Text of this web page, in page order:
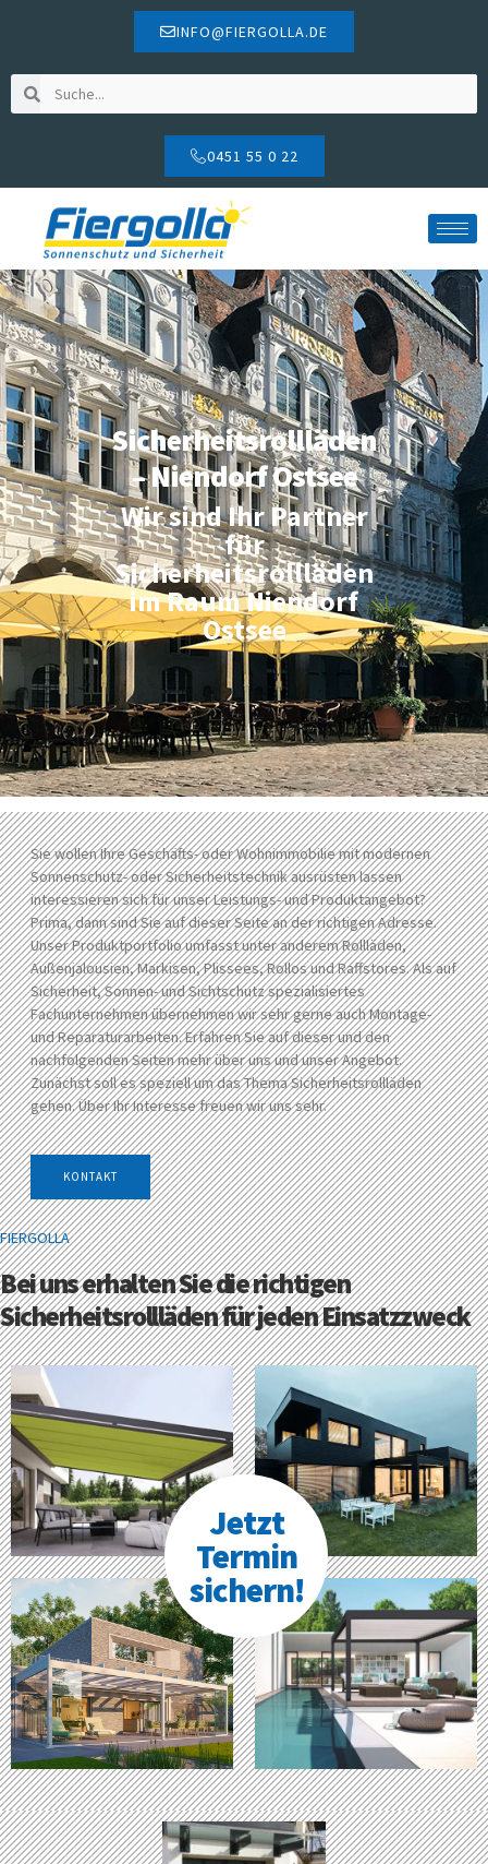
INFO@FIERGOLLA.DE
0451 55 0 22
Sicherheitsrollläden
– Niendorf Ostsee
Wir sind Ihr Partner
für
Sicherheitsrollläden
im Raum Niendorf
Ostsee
FIERGOLLA
Bei uns erhalten Sie die richtigen
Sicherheitsrollläden für jeden Einsatzzweck
Jetzt
Termin
sichern!
Sie wollen Ihre Geschäfts- oder Wohnimmobilie mit modernen
Sonnenschutz- oder Sicherheitstechnik ausrüsten lassen
interessieren sich für unser Leistungs- und Produktangebot?
Prima, dann sind Sie auf dieser Seite an der richtigen Adresse.
Unser Produktportfolio umfasst unter anderem Rollläden,
Außenjalousien, Markisen, Plissees, Rollos und Raffstores. Als auf
Sicherheit, Sonnen- und Sichtschutz spezialisiertes
Fachunternehmen übernehmen wir sehr gerne auch Montage-
und Reparaturarbeiten. Erfahren Sie auf dieser und den
nachfolgenden Seiten mehr über uns und unser Angebot.
Zunächst soll es speziell um das Thema Sicherheitsrollläden
gehen. Über Ihr Interesse freuen wir uns sehr.
KONTAKT